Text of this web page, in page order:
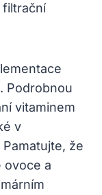
filtrační
Podrobnou
vitaminem
v
Pamatujte, že
ovoce a